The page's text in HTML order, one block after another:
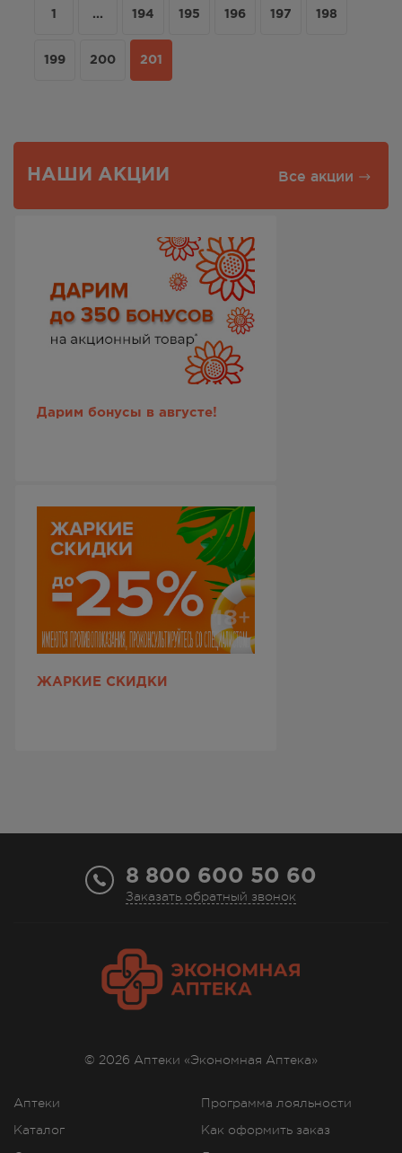
1 ... 194 195 196 197 198
199 200 201
НАШИ АКЦИИ Все акции
Дарим бонусы в августе!
ЖАРКИЕ СКИДКИ
8 800 600 50 60
Заказать обратный звонок
Аптеки
Каталог
Программа лояльности
Как оформить заказ
© 2026 Аптеки «Экономная Аптека»